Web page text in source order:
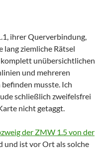
ihrer Querverbindung,
lang ziemliche Rätsel
komplett unübersichtlichen
und mehreren
musste. Ich
schließlich zweifelsfrei
nicht getaggt.
der ZMW 1.5 von der
und ist vor Ort als solche